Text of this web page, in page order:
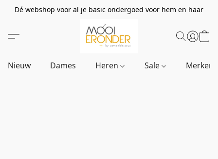
Dé webshop voor al je basic ondergoed voor hem en haar
Nieuw Dames Heren Sale Merken